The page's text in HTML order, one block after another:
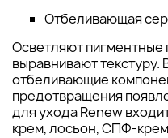
Отбеливающая
Осветляют пигментные
выравнивают текстуру.
отбеливающие
предотвращения
для ухода Renew
крем, лосьон, СПФ-